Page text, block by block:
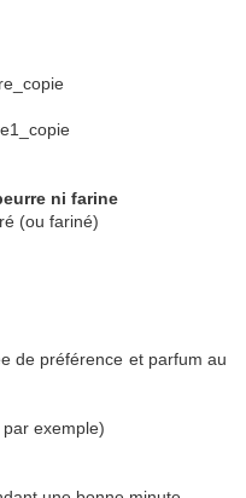
ni farine
(ou fariné)
de préférence et parfum au
exemple)